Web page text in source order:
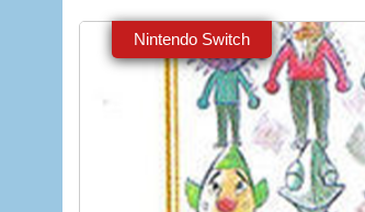
Nintendo Switch